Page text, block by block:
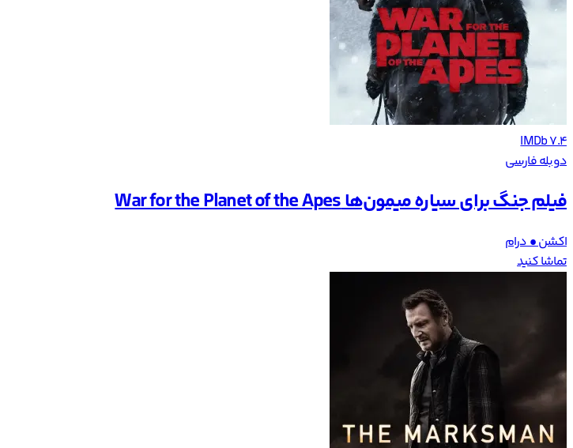
IMDb 7.4
دوبله فارسی
فیلم جنگ برای سیاره میمون‌ها War for the Planet of the Apes
اکشن • درام
تماشا کنید